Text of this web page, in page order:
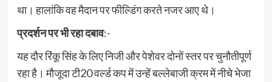
था। हालांकि वह मैदान पर फील्डिंग करते नजर आए थे।
प्रदर्शन पर भी रहा दबाव:-
यह दौर रिंकू सिंह के लिए निजी और पेशेवर दोनों स्तर पर चुनौतीपूर्ण
रहा है। मौजूदा टी20 वर्ल्ड कप में उन्हें बल्लेबाजी क्रम में नीचे भेजा